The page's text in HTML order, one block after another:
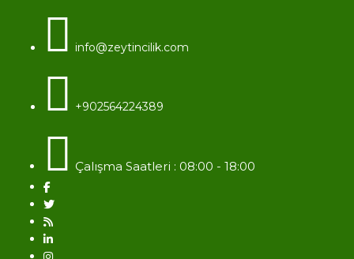
info@zeytincilik.com
+902564224389
Çalışma Saatleri : 08:00 - 18:00